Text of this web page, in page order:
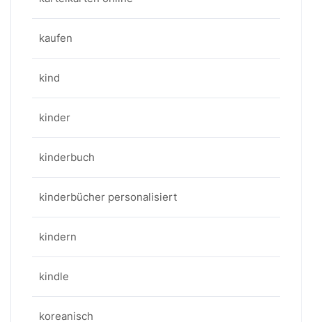
kaufen
kind
kinder
kinderbuch
kinderbücher personalisiert
kindern
kindle
koreanisch